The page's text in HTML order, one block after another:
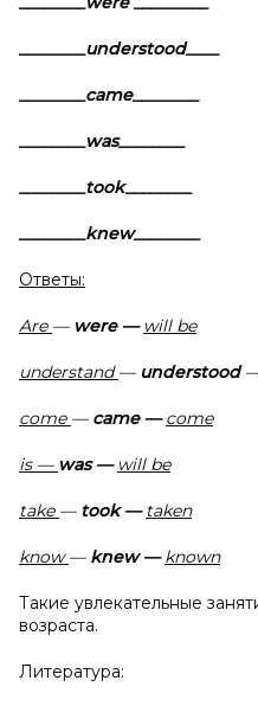
________understood____
________came________
________was________
________took________
________knew________
Ответы:
Are — were— will be
understand— understood
come — came—come
is — was— will be
take — took— taken
know— knew—known
Такие увлекательные
возраста.
Литература: